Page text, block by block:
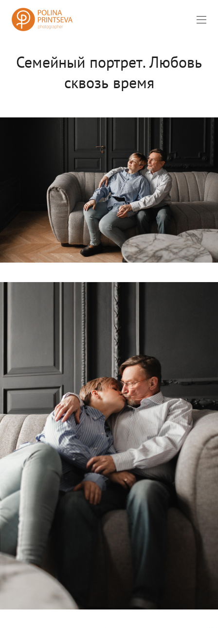
Семейный портрет. Любовь
сквозь время